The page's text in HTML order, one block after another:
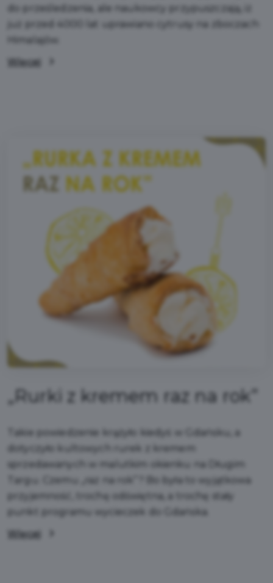
do prześledzenia, ale naukowcy przypuszczają, iż
już przed 4000 lat uprawiano cytrusy na zboczach
Himalajów.
Więcej
„Rurki z kremem raz na rok”
Takie powiedzenie krążyło kiedyś w Gdańsku, a
dotyczyło kultowych rurek z kremem
sprzedawanych w malutkim okienku na Długim
Targu. Czemu „raz na rok”? Bo była to wyjątkowa
przyjemność, trochę odświętna, a trochę stały
punkt programu wycieczek do Gdańska.
Więcej